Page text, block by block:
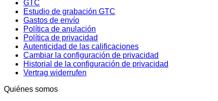
GTC
Estudio de grabación GTC
Gastos de envío
Política de anulación
Política de privacidad
Autenticidad de las calificaciones
Cambiar la configuración de privacidad
Historial de la configuración de privacidad
Vertrag widerrufen
Quiénes somos